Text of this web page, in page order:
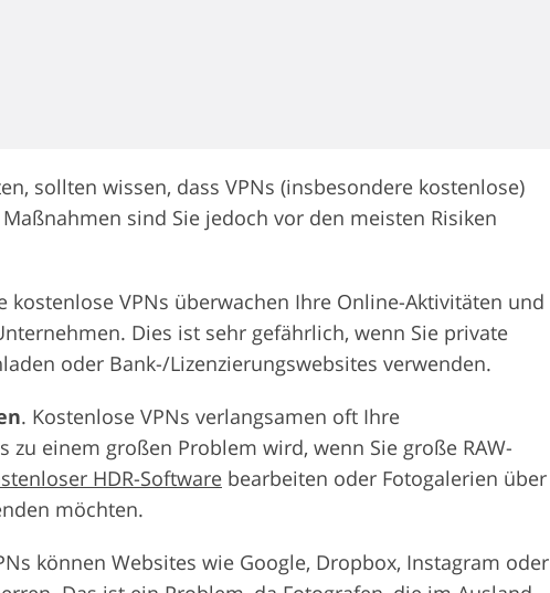
sollten wissen, dass VPNs (insbesondere kostenlose)
sind Sie jedoch vor den meisten Risiken
kostenlose VPNs überwachen Ihre Online-Aktivitäten und
Dies ist sehr gefährlich, wenn Sie private
oder Bank-/Lizenzierungswebsites verwenden.
. Kostenlose VPNs verlangsamen oft Ihre
einem großen Problem wird, wenn Sie große RAW-
HDR-Software bearbeiten oder Fotogalerien über
möchten.
können Websites wie Google, Dropbox, Instagram oder